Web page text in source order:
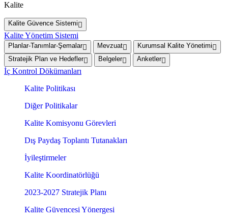
Kalite
Kalite Güvence Sistemi
Kalite Yönetim Sistemi
Planlar-Tanımlar-Şemalar Mevzuat
Kurumsal Kalite Yönetimi
Stratejik Plan ve Hedefler
Belgeler Anketler
İç Kontrol Dökümanları
Kalite Politikası
Diğer Politikalar
Kalite Komisyonu Görevleri
Dış Paydaş Toplantı Tutanakları
İyileştirmeler
Kalite Koordinatörlüğü
2023-2027 Stratejik Planı
Kalite Güvencesi Yönergesi